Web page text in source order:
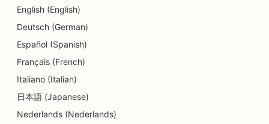
SEO võlanõustamise teenuste jaoks
SEO Delis'ile
SEO dermabrasiooniteenuste jaoks
English (English)
Deutsch (German)
Español (Spanish)
Français (French)
Italiano (Italian)
日本語 (Japanese)
Nederlands (Nederlands)